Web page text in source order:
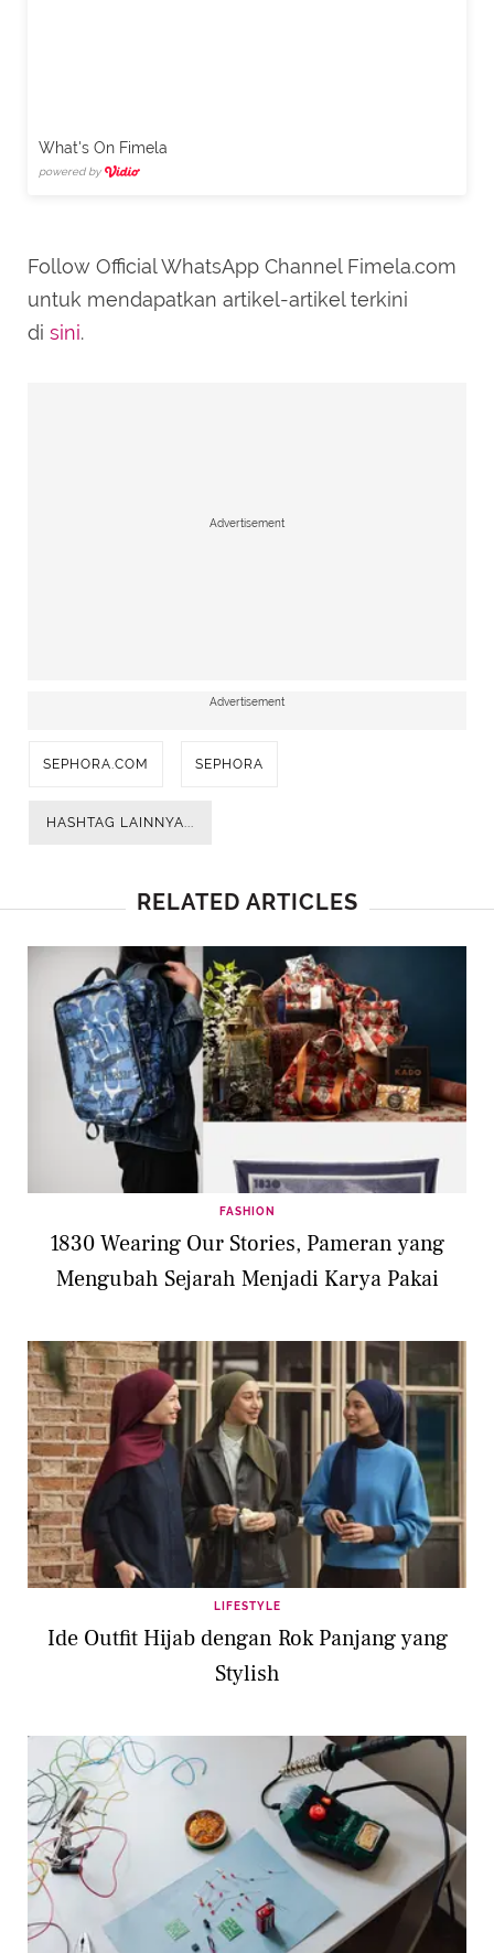
What's On Fimela
powered by
Follow Official WhatsApp Channel Fimela.com
untuk mendapatkan artikel-artikel terkini
di sini.
Advertisement
Advertisement
SEPHORA.COM SEPHORA
HASHTAG LAINNYA...
RELATED ARTICLES
FASHION
1830 Wearing Our Stories, Pameran yang
Mengubah Sejarah Menjadi Karya Pakai
LIFESTYLE
Ide Outfit Hijab dengan Rok Panjang yang
Stylish